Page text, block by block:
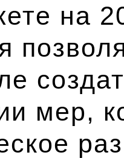
на
мер,